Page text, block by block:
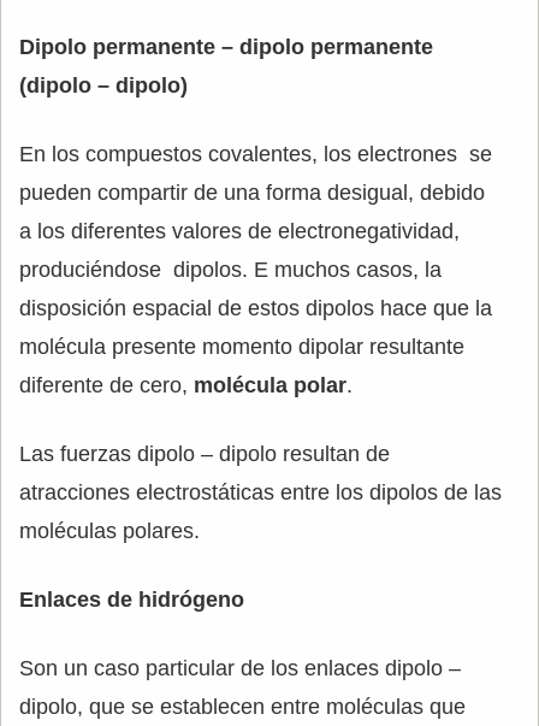
Dipolo permanente – dipolo permanente
(dipolo – dipolo)
En los compuestos covalentes, los electrones se
pueden compartir de una forma desigual, debido
a los diferentes valores de electronegatividad,
produciéndose dipolos. E muchos casos, la
disposición espacial de estos dipolos hace que la
molécula presente momento dipolar resultante
diferente de cero, molécula polar.
Las fuerzas dipolo – dipolo resultan de
atracciones electrostáticas entre los dipolos de las
moléculas polares.
Enlaces de hidrógeno
Son un caso particular de los enlaces dipolo –
dipolo, que se establecen entre moléculas que